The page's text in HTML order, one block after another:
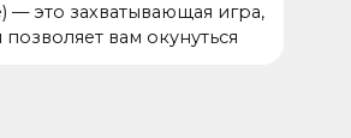
— это захватывающая игра,
позволяет вам окунуться